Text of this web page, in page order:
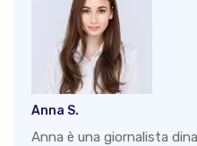
Anna S.
Anna è una giornalista